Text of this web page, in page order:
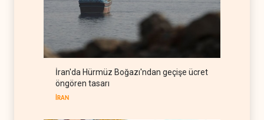
güneşe yöneldi
BATI YARIM KÜRE 09 Ağustos 2026
üstünlüğün kendisinde
olduğuna inanıyor
BATI YARIM KÜRE
İran'da Hürmüz Boğazı'ndan geçişe ücret
öngören tasarı
İRAN